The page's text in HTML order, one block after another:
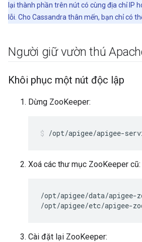
lại thành phần trên nút có cùng địa chỉ IP
lỗi. Cho Cassandra thân mến, bạn chỉ có
Người giữ vườn thú
Khôi phục một nút độc lập
Dừng ZooKeeper:
/opt/apigee/apigee-
Xoá các thư mục ZooKeeper cũ:
/opt/apigee/data/apigee-
/opt/apigee/etc/apigee-
Cài đặt lại ZooKeeper: